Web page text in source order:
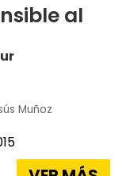
al
Muñoz